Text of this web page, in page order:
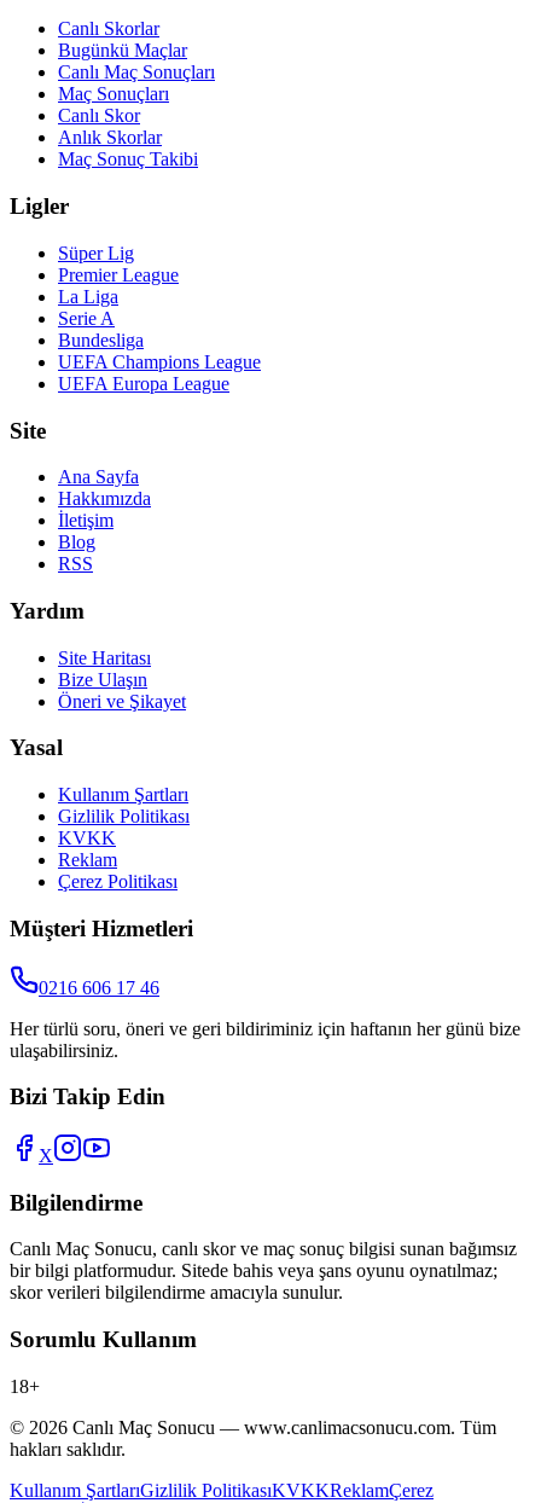
Canlı Skorlar
Bugünkü Maçlar
Canlı Maç Sonuçları
Maç Sonuçları
Canlı Skor
Anlık Skorlar
Maç Sonuç Takibi
Ligler
Süper Lig
Premier League
La Liga
Serie A
Bundesliga
UEFA Champions League
UEFA Europa League
Site
Ana Sayfa
Hakkımızda
İletişim
Blog
RSS
Yardım
Site Haritası
Bize Ulaşın
Öneri ve Şikayet
Yasal
Kullanım Şartları
Gizlilik Politikası
KVKK
Reklam
Çerez Politikası
Müşteri Hizmetleri
0216 606 17 46
Her türlü soru, öneri ve geri bildiriminiz için haftanın her günü bize
ulaşabilirsiniz.
Bizi Takip Edin
X
Bilgilendirme
Canlı Maç Sonucu, canlı skor ve maç sonuç bilgisi sunan bağımsız
bir bilgi platformudur. Sitede bahis veya şans oyunu oynatılmaz;
skor verileri bilgilendirme amacıyla sunulur.
Sorumlu Kullanım
18+
© 2026 Canlı Maç Sonucu — www.canlimacsonucu.com. Tüm
hakları saklıdır.
Kullanım ŞartlarıGizlilik PolitikasıKVKKReklamÇerez